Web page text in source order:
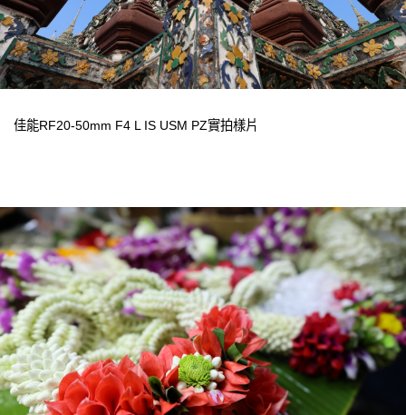
佳能RF20-50mm F4 L IS USM PZ實拍樣片